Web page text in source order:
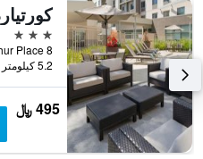
3 نجوم
5.2 كيلومتر عن وسط المدينة
495 ﷼